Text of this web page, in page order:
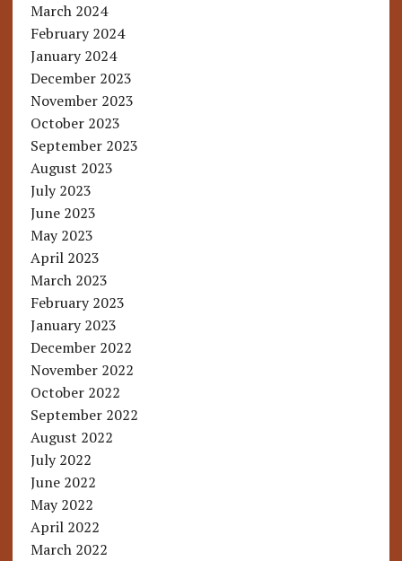
March 2024
February 2024
January 2024
December 2023
November 2023
October 2023
September 2023
August 2023
July 2023
June 2023
May 2023
April 2023
March 2023
February 2023
January 2023
December 2022
November 2022
October 2022
September 2022
August 2022
July 2022
June 2022
May 2022
April 2022
March 2022